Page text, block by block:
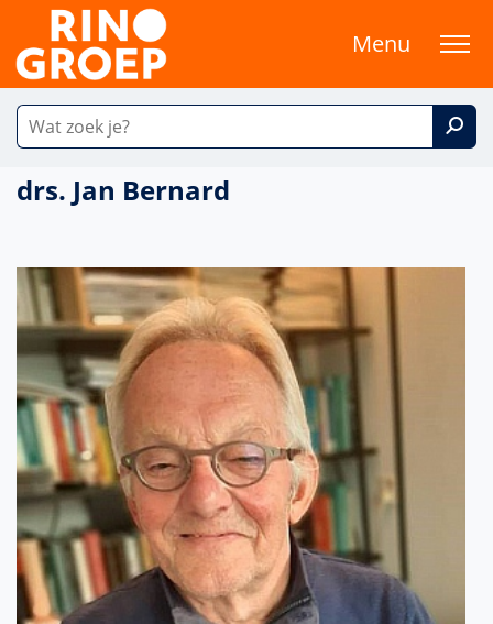
Menu
drs. Jan Bernard